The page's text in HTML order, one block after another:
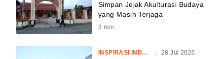
Simpan Jejak Akulturasi Budaya
yang Masih Terjaga
3 min
INSPIRASI INDONESIA . 28 Jul 2026